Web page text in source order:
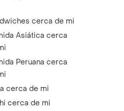
cerca de mi
Asiática cerca
Peruana cerca
cerca de mi
cerca de mi